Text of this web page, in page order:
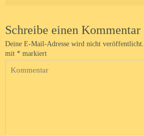
Schreibe einen Kommentar
Deine E-Mail-Adresse wird nicht veröffentlicht.
mit * markiert